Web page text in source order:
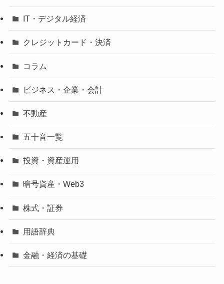
IT・デジタル経済
クレジットカード・決済
コラム
ビジネス・企業・会計
不動産
五十音一覧
投資・資産運用
暗号資産・Web3
株式・証券
用語辞典
金融・経済の基礎